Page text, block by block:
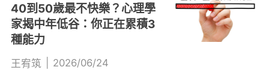
40到50歲最不快樂？心理學
家揭中年低谷：你正在累積3
種能力
王宥筑 2026/06/24